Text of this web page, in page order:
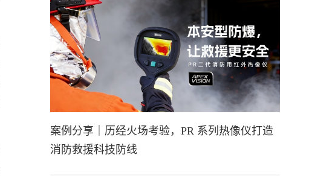
案例分享｜历经火场考验，PR 系列热像仪打造
消防救援科技防线